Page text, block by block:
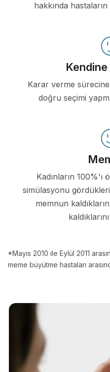
hakkında
Karar verme
doğru seçimi
Kadınların 100%'ı
simülasyonu
memnun
*Mayıs 2010 ile Eylül 2011
meme büyütme hastaları